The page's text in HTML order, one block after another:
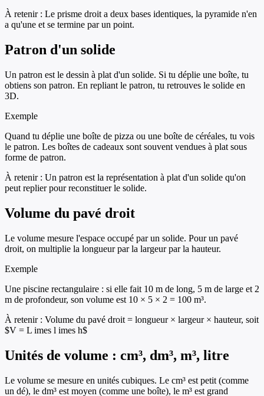
À retenir : Le prisme droit a deux bases identiques, la pyramide n'en
a qu'une et se termine par un point.
Patron d'un solide
Un patron est le dessin à plat d'un solide. Si tu déplie une boîte, tu
obtiens son patron. En repliant le patron, tu retrouves le solide en
3D.
Exemple
Quand tu déplie une boîte de pizza ou une boîte de céréales, tu vois
le patron. Les boîtes de cadeaux sont souvent vendues à plat sous
forme de patron.
À retenir : Un patron est la représentation à plat d'un solide qu'on
peut replier pour reconstituer le solide.
Volume du pavé droit
Le volume mesure l'espace occupé par un solide. Pour un pavé
droit, on multiplie la longueur par la largeur par la hauteur.
Exemple
Une piscine rectangulaire : si elle fait 10 m de long, 5 m de large et 2
m de profondeur, son volume est 10 × 5 × 2 = 100 m³.
À retenir : Volume du pavé droit = longueur × largeur × hauteur, soit
$V = L imes l imes h$
Unités de volume : cm³, dm³, m³, litre
Le volume se mesure en unités cubiques. Le cm³ est petit (comme
un dé), le dm³ est moyen (comme une boîte), le m³ est grand